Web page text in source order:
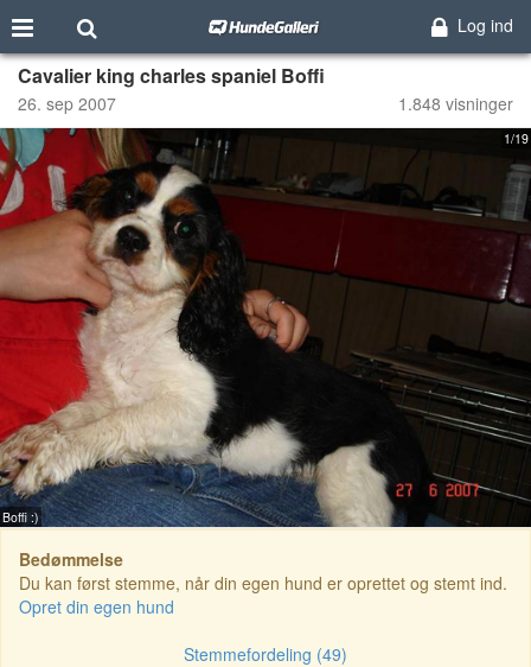
Log ind
Cavalier king charles spaniel Boffi
26. sep 2007 1.848 visninger
1/19
Boffi :)
Bedømmelse
Du kan først stemme, når din egen hund er oprettet og stemt ind.
Opret din egen hund
Stemmefordeling (49)